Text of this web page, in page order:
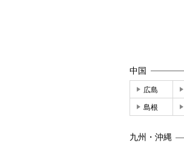
中国
広島
島根
九州・沖縄